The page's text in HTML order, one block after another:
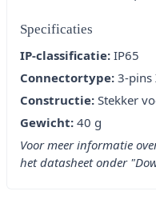
Specificaties
IP-classificatie: IP65
Connectortype: 3-pins
Constructie: Stekker
Gewicht: 40 g
Voor meer informatie
het datasheet onder